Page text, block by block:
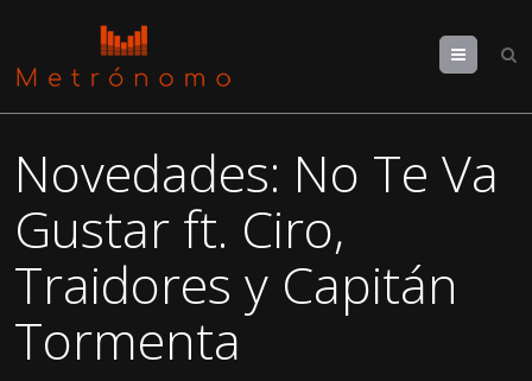
Menu
Novedades: No Te Va
Gustar ft. Ciro,
Traidores y Capitán
Tormenta